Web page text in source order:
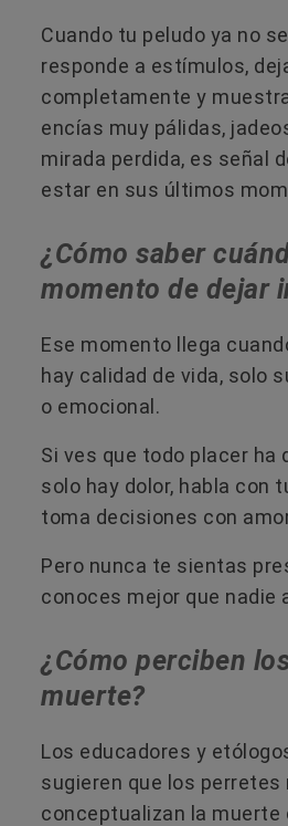
Cuando tu peludo ya no
responde a estímulos,
completamente y
encías muy pálidas,
mirada perdida, es señal
estar en sus últimos
¿Cómo saber
momento de dejar
Ese momento llega
hay calidad de vida, solo
o emocional.
Si ves que todo placer ha
solo hay dolor, habla con
toma decisiones con
Pero nunca te sientas
conoces mejor que nadie
¿Cómo perciben
muerte?
Los educadores y
sugieren que los perretes
conceptualizan la muerte